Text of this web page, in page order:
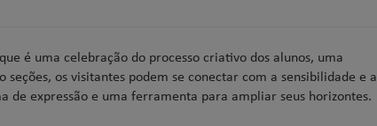
é uma celebração do processo criativo dos alunos, uma
os visitantes podem se conectar com a sensibilidade e a
expressão e uma ferramenta para ampliar seus horizontes.